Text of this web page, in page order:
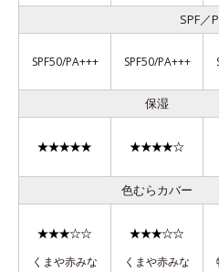
SPF／
SPF50/PA+++ SPF50/PA+++
保湿
色むらカバー
くまや赤みな
くまや赤みな